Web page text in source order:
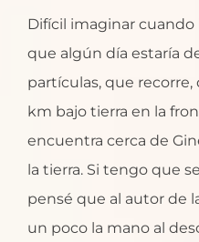
Difícil imaginar cuando
que algún día estaría
partículas, que recorre,
km bajo tierra en la
encuentra cerca de
la tierra. Si tengo que
pensé que al autor de
un poco la mano al